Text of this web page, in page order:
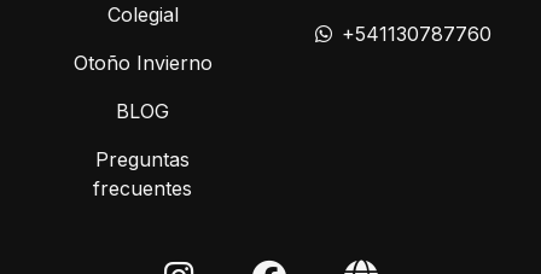
Colegial
Otoño Invierno
BLOG
Preguntas
frecuentes
+541130787760